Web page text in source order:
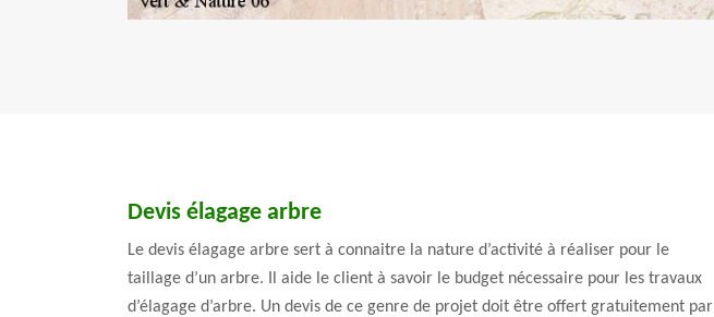
Devis élagage arbre
Le devis élagage arbre sert à connaitre la nature d’activité à réaliser pour le
taillage d’un arbre. Il aide le client à savoir le budget nécessaire pour les travaux
d’élagage d’arbre. Un devis de ce genre de projet doit être offert gratuitement par